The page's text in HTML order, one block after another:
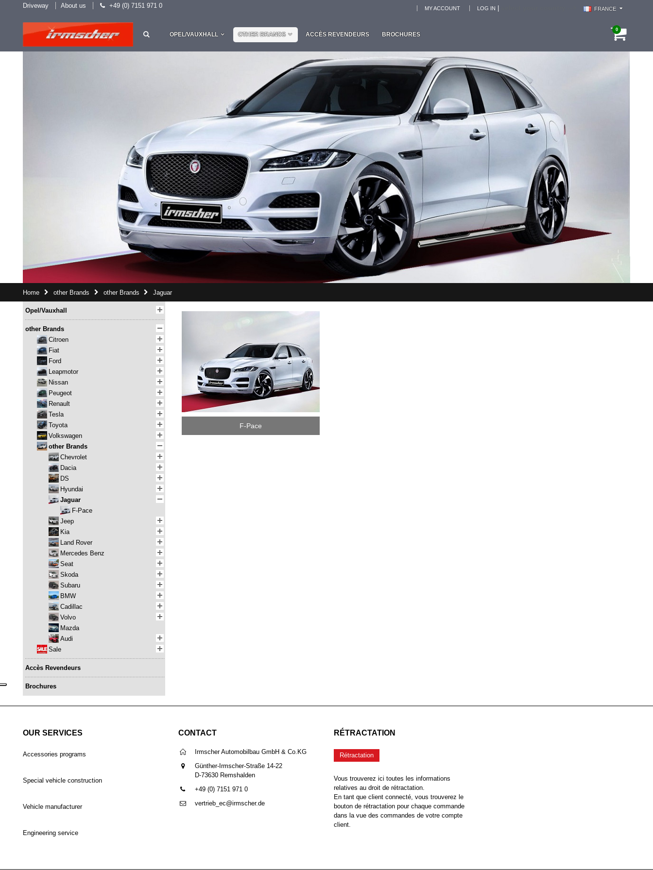
Driveway About us +49 (0) 7151 971 0 FRANCE
MY ACCOUNT LOG IN
0
OPEL/VAUXHALL OTHER BRANDS ACCÈS REVENDEURS BROCHURES
Home other Brands other Brands Jaguar
F-Pace
Opel/Vauxhall
other Brands
Citroen
Fiat
Ford
Leapmotor
Nissan
Peugeot
Renault
Tesla
Toyota
Volkswagen
other Brands
Chevrolet
Dacia
DS
Hyundai
Jaguar
F-Pace
Jeep
Kia
Land Rover
Mercedes Benz
Seat
Skoda
Subaru
BMW
Cadillac
Volvo
Mazda
Audi
Sale
Accès Revendeurs
Brochures
OUR SERVICES
Accessories programs
Special vehicle construction
Vehicle manufacturer
Engineering service
CONTACT
Irmscher Automobilbau GmbH & Co.KG
Günther-Irmscher-Straße 14-22
D-73630 Remshalden
+49 (0) 7151 971 0
vertrieb_ec@irmscher.de
RÉTRACTATION
Rétractation
Vous trouverez ici toutes les informations
relatives au droit de rétractation.
En tant que client connecté, vous trouverez le
bouton de rétractation pour chaque commande
dans la vue des commandes de votre compte
client.